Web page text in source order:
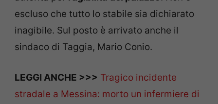
escluso che tutto lo stabile sia dichiarato
inagibile. Sul posto è arrivato anche il
sindaco di Taggia, Mario Conio.
LEGGI ANCHE >>> Tragico incidente
stradale a Messina: morto un infermiere di